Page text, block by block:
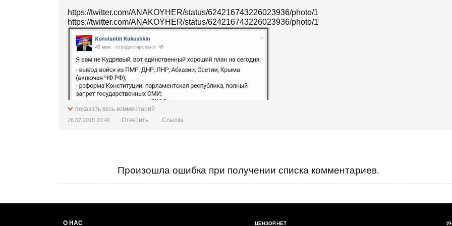
https://twitter.com/ANAKOYHER/status/624216743226023936/photo/1
https://twitter.com/ANAKOYHER/status/624216743226023936/photo/1
показать весь комментарий
26.07.2015 20:40 Ответить Ссылка
Произошла ошибка при получении списка комментариев.
О НАС ЦЕНЗОР.НЕТ